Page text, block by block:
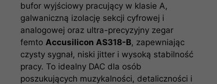
bufor wyjściowy pracujący w klasie A,
galwaniczną izolację sekcji cyfrowej i
analogowej oraz ultra-precyzyjny zegar
femto Accusilicon AS318-B, zapewniając
czysty sygnał, niski jitter i wysoką stabilność
pracy. To idealny DAC dla osób
poszukujących muzykalności, detaliczności i